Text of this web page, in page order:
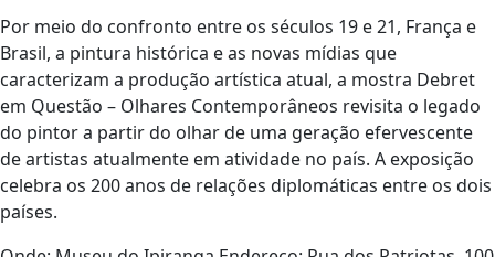
Por meio do confronto entre os séculos 19 e 21, França e
Brasil, a pintura histórica e as novas mídias que
caracterizam a produção artística atual, a mostra Debret
em Questão – Olhares Contemporâneos revisita o legado
do pintor a partir do olhar de uma geração efervescente
de artistas atualmente em atividade no país. A exposição
celebra os 200 anos de relações diplomáticas entre os dois
países.